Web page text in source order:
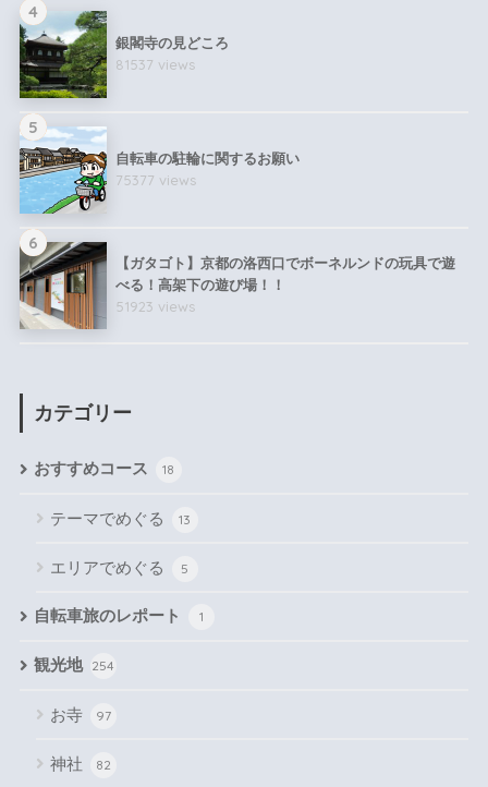
4
銀閣寺の見どころ
81537 views
5
自転車の駐輪に関するお願い
75377 views
6
【ガタゴト】京都の洛西口でボーネルンドの玩具で遊
べる！高架下の遊び場！！
51923 views
カテゴリー
おすすめコース 18
テーマでめぐる 13
エリアでめぐる 5
自転車旅のレポート 1
観光地 254
お寺 97
神社 82